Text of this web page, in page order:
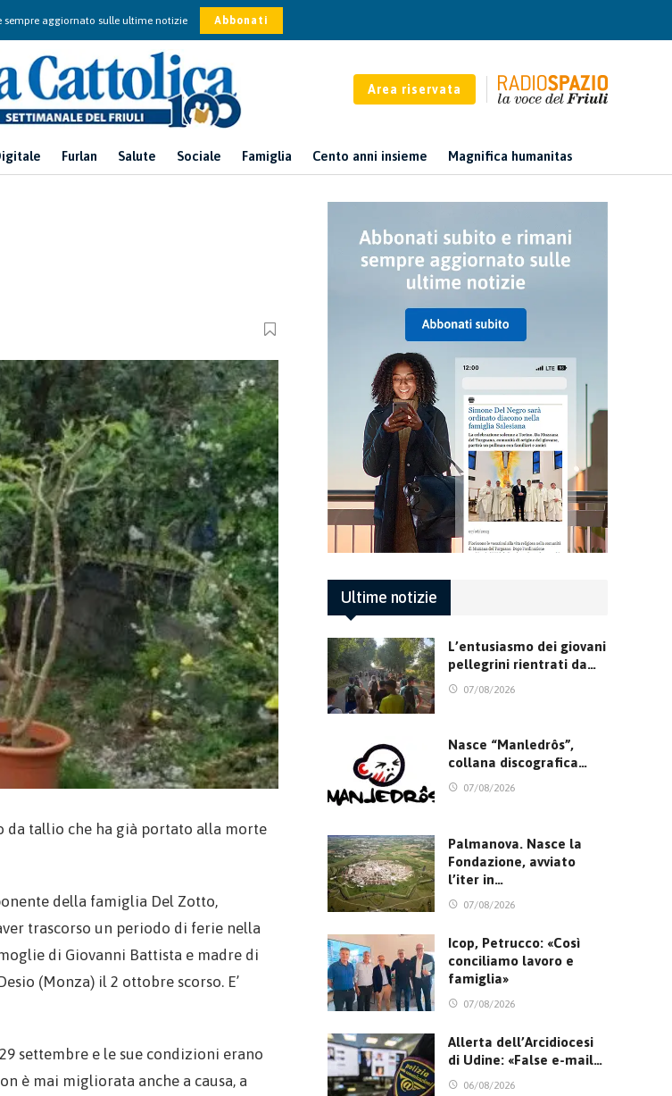
aggiornato sulle ultime notizie Abbonati
Area riservata
Furlan Salute Sociale Famiglia Cento anni insieme Magnifica humanitas
da tallio che ha già portato alla morte
della famiglia Del Zotto,
trascorso un periodo di ferie nella
di Giovanni Battista e madre di
(Monza) il 2 ottobre scorso. E’
settembre e le sue condizioni erano
è mai migliorata anche a causa, a
Ultime notizie
L’entusiasmo dei giovani
pellegrini rientrati da…
07/08/2026
Nasce “Manledrôs”,
collana discografica…
07/08/2026
Palmanova. Nasce la
Fondazione, avviato
l’iter in…
07/08/2026
Icop, Petrucco: «Così
conciliamo lavoro e
famiglia»
07/08/2026
Allerta dell’Arcidiocesi
di Udine: «False e-mail…
06/08/2026